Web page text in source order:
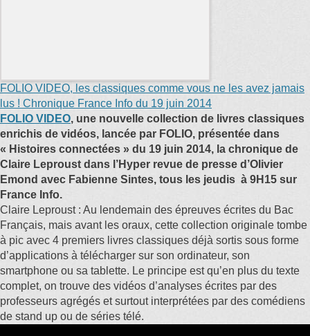
FOLIO VIDEO, les classiques comme vous ne les avez jamais
lus ! Chronique France Info du 19 juin 2014
FOLIO VIDEO, une nouvelle collection de livres classiques
enrichis de vidéos, lancée par FOLIO, présentée dans
« Histoires connectées » du 19 juin 2014, la chronique de
Claire Leproust dans l’Hyper revue de presse d’Olivier
Emond avec Fabienne Sintes, tous les jeudis à 9H15 sur
France Info.
Claire Leproust : Au lendemain des épreuves écrites du Bac
Français, mais avant les oraux, cette collection originale tombe
à pic avec 4 premiers livres classiques déjà sortis sous forme
d’applications à télécharger sur son ordinateur, son
smartphone ou sa tablette. Le principe est qu’en plus du texte
complet, on trouve des vidéos d’analyses écrites par des
professeurs agrégés et surtout interprétées par des comédiens
de stand up ou de séries télé.